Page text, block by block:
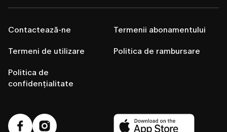
Contactează-ne
Termeni de utilizare
Politica de
confidențialitate
Termenii abonamentului
Politica de rambursare